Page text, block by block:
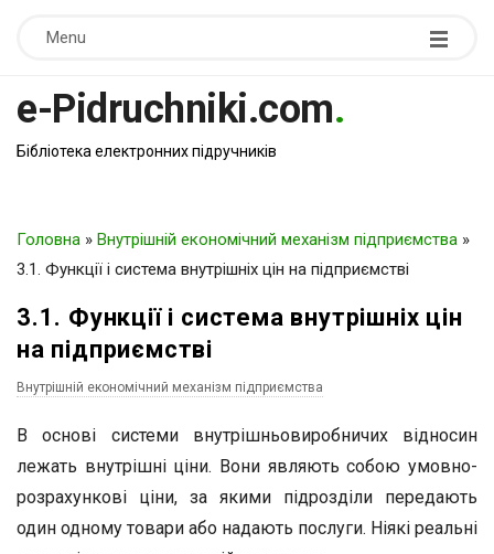
Menu
e-Pidruchniki.com.
Бібліотека електронних підручників
Головна » Внутрішній економічний механізм підприємства »
3.1. Функції і система внутрішніх цін на підприємстві
3.1. Функції і система внутрішніх цін
на підприємстві
Внутрішній економічний механізм підприємства
В основі системи внутрішньовиробничих відносин
лежать внутрішні ціни. Вони являють собою умовно-
розрахункові ціни, за якими підрозділи передають
один одному товари або надають послуги. Ніякі реальні